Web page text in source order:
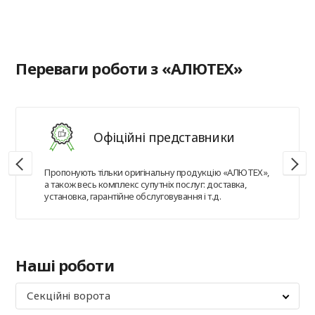
Переваги роботи з «АЛЮТЕХ»
Офіційні представники
Пропонують тільки оригінальну продукцію «АЛЮТЕХ»,
а також весь комплекс супутніх послуг: доставка,
установка, гарантійне обслуговування і т.д.
Наші роботи
Секційні ворота